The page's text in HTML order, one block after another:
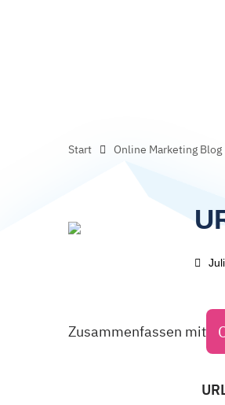
Start Online Marketing Blog
Zusammenfassen mit